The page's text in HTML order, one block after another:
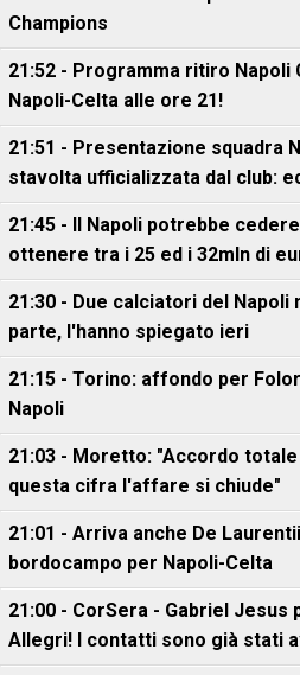
Champions
21:52 - Programma ritiro Napoli
Napoli-Celta alle ore 21!
21:51 - Presentazione squadra
stavolta ufficializzata dal club:
21:45 - Il Napoli potrebbe
ottenere tra i 25 ed i 32mln di
21:30 - Due calciatori del Napoli
parte, l'hanno spiegato ieri
21:15 - Torino: affondo per
Napoli
21:03 - Moretto: "Accordo
questa cifra l'affare si chiude"
21:01 - Arriva anche De
bordocampo per Napoli-Celta
21:00 - CorSera - Gabriel Jesus
Allegri! I contatti sono già stati